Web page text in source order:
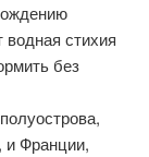
стихия
без
и Франции,